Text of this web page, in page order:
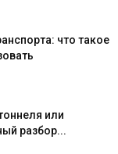
что такое
или
разбор...